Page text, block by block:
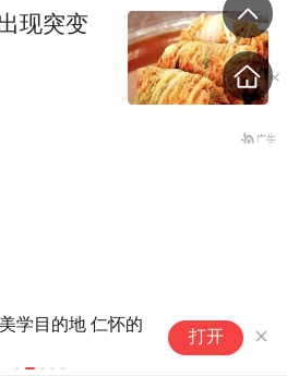
学目的地 仁怀的
打开
现突变